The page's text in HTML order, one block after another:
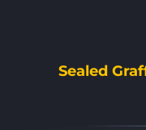
Sealed